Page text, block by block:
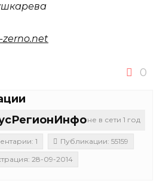
0
не в сети 1 год
1
Публикации: 55159
28-09-2014